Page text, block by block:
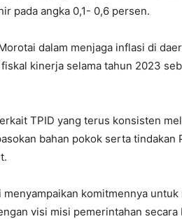
pada angka 0,1- 0,6 persen.
dalam menjaga inflasi di
kinerja selama tahun 2023
TPID yang terus konsisten
bahan pokok serta tindakan
komitmennya untuk
visi misi pemerintahan secara